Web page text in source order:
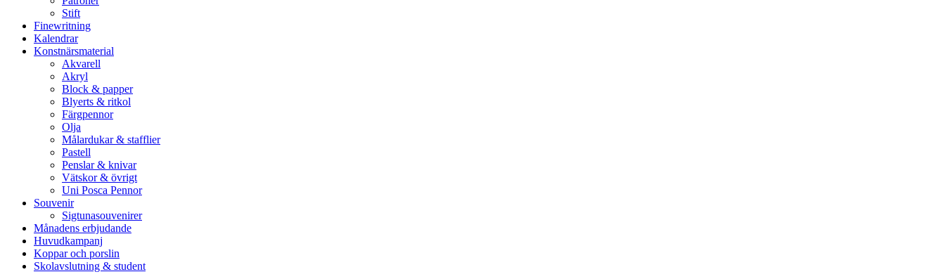
Stift
Finewritning
Kalendrar
Konstnärsmaterial
Akvarell
Akryl
Block & papper
Blyerts & ritkol
Färgpennor
Olja
Målardukar & stafflier
Pastell
Penslar & knivar
Vätskor & övrigt
Uni Posca Pennor
Souvenir
Sigtunasouvenirer
Månadens erbjudande
Huvudkampanj
Koppar och porslin
Skolavslutning & student